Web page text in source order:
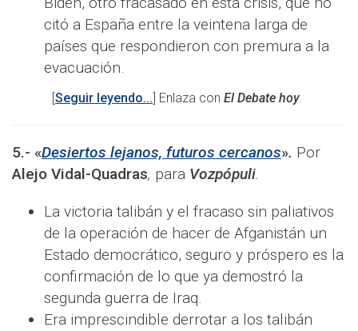
citó a España entre la veintena larga de
países que respondieron con premura a la
evacuación.
[Seguir leyendo...] Enlaza con El Debate hoy.
5.- «Desiertos lejanos, futuros cercanos». Por
Alejo Vidal-Quadras, para Vozpópuli.
La victoria talibán y el fracaso sin paliativos
de la operación de hacer de Afganistán un
Estado democrático, seguro y próspero es la
confirmación de lo que ya demostró la
segunda guerra de Iraq.
Era imprescindible derrotar a los talibán